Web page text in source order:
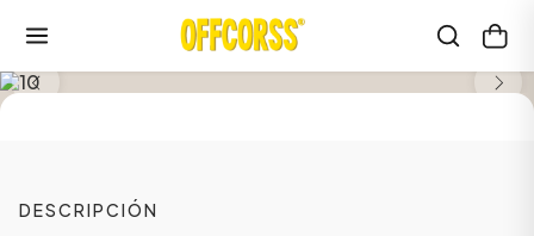
DESCRIPCIÓN